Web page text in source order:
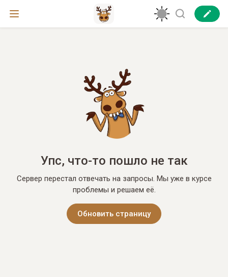
Упс, что-то пошло не так
Сервер перестал отвечать на запросы. Мы уже в курсе
проблемы и решаем её.
Обновить страницу